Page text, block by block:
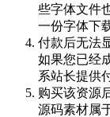
些字体文件
一份字体下
付款后无法
如果您已经
系站长提供
购买该资源
源码素材属